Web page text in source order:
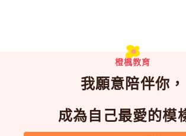
橙楓教育
我願意陪伴你，
成為自己最愛的模